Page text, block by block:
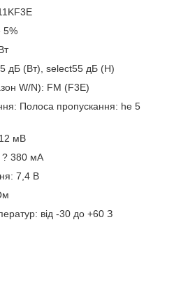
5%
дБ (Вт), select55 дБ (Н)
W/N): FM (F3E)
Полоса пропускання: he 5
12 мВ
? 380 мА
7,4 В
від -30 до +60 З